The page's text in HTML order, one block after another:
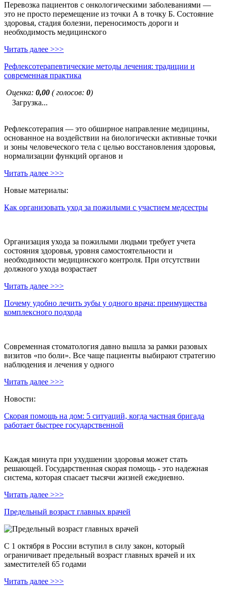
Перевозка пациентов с онкологическими заболеваниями —
это не просто перемещение из точки А в точку Б. Состояние
здоровья, стадия болезни, переносимость дороги и
необходимость медицинского
Читать далее >>>
Рефлексотерапевтические методы лечения: традиции и
современная практика
Оценка: 0,00 ( голосов: 0)
Загрузка...
Рефлексотерапия — это обширное направление медицины,
основанное на воздействии на биологически активные точки
и зоны человеческого тела с целью восстановления здоровья,
нормализации функций органов и
Читать далее >>>
Новые материалы:
Как организовать уход за пожилыми с участием медсестры
Организация ухода за пожилыми людьми требует учета
состояния здоровья, уровня самостоятельности и
необходимости медицинского контроля. При отсутствии
должного ухода возрастает
Читать далее >>>
Почему удобно лечить зубы у одного врача: преимущества
комплексного подхода
Современная стоматология давно вышла за рамки разовых
визитов «по боли». Все чаще пациенты выбирают стратегию
наблюдения и лечения у одного
Читать далее >>>
Новости:
Скорая помощь на дом: 5 ситуаций, когда частная бригада
работает быстрее государственной
Каждая минута при ухудшении здоровья может стать
решающей. Государственная скорая помощь - это надежная
система, которая спасает тысячи жизней ежедневно.
Читать далее >>>
Предельный возраст главных врачей
С 1 октября в России вступил в силу закон, который
ограничивает предельный возраст главных врачей и их
заместителей 65 годами
Читать далее >>>